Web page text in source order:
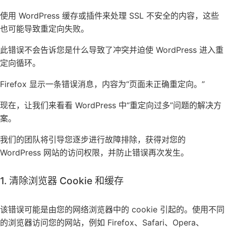
使用 WordPress 缓存或插件来处理 SSL 不安全的内容，这些
也可能导致重定向失败。
此错误不会告诉您是什么导致了冲突并迫使 WordPress 进入重
定向循环。
Firefox 显示一条错误消息，内容为“页面未正确重定向。”
现在，让我们来看看 WordPress 中“重定向过多”问题的解决方
案。
我们的团队将引导您逐步进行故障排除，获得对您的
WordPress 网站的访问权限，并防止错误再次发生。
1. 清除浏览器 Cookie 和缓存
该错误可能是由您的网络浏览器中的 cookie 引起的。使用不同
的浏览器访问您的网站，例如 Firefox、Safari、Opera、